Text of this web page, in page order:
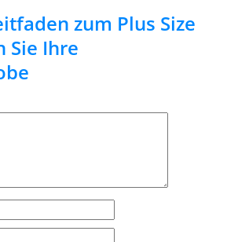
zum Plus Size
Sie Ihre